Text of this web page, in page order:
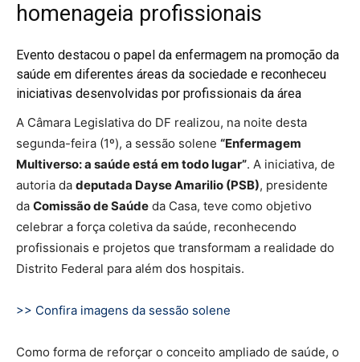
homenageia profissionais
Evento destacou o papel da enfermagem na promoção da
saúde em diferentes áreas da sociedade e reconheceu
iniciativas desenvolvidas por profissionais da área
A Câmara Legislativa do DF realizou, na noite desta
segunda-feira (1º), a sessão solene “Enfermagem
Multiverso: a saúde está em todo lugar”. A iniciativa, de
autoria da deputada Dayse Amarilio (PSB), presidente
da Comissão de Saúde da Casa, teve como objetivo
celebrar a força coletiva da saúde, reconhecendo
profissionais e projetos que transformam a realidade do
Distrito Federal para além dos hospitais.
>> Confira imagens da sessão solene
Como forma de reforçar o conceito ampliado de saúde, o